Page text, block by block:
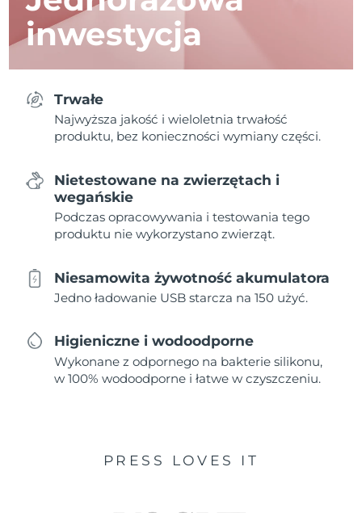
inwestycja
Trwałe
Najwyższa jakość i wieloletnia trwałość
produktu, bez konieczności wymiany części.
Nietestowane na zwierzętach i
wegańskie
Podczas opracowywania i testowania tego
produktu nie wykorzystano zwierząt.
Niesamowita żywotność akumulatora
Jedno ładowanie USB starcza na 150 użyć.
Higieniczne i wodoodporne
Wykonane z odpornego na bakterie silikonu,
w 100% wodoodporne i łatwe w czyszczeniu.
PRESS LOVES IT